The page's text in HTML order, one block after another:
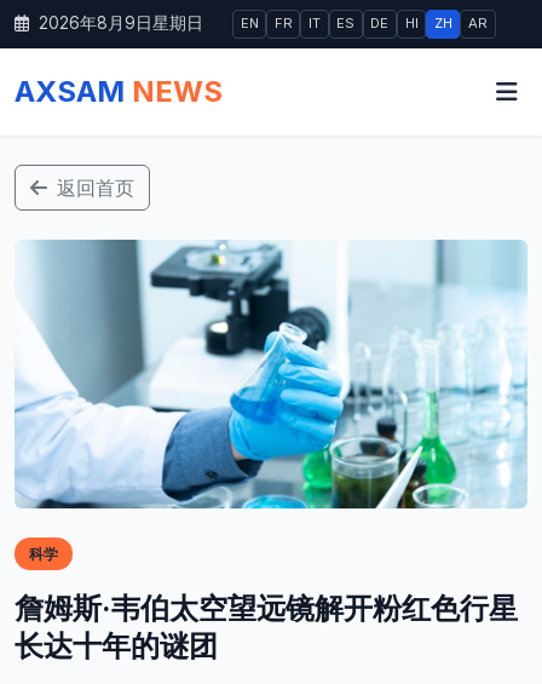
2026年8月9日星期日 EN FR IT ES DE HI ZH AR
AXSAM NEWS
返回首页
科学
詹姆斯·韦伯太空望远镜解开粉红色行星
长达十年的谜团